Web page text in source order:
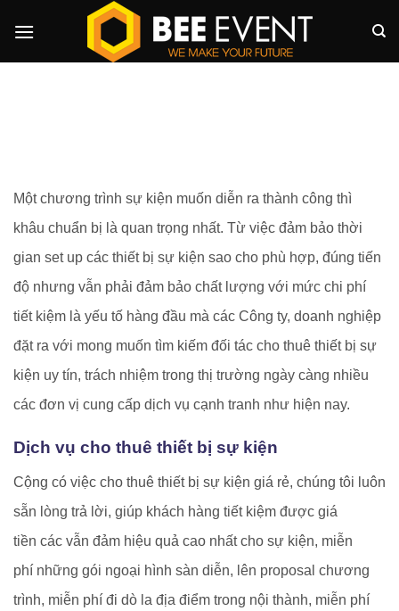
Một chương trình sự kiện muốn diễn ra thành công thì
khâu chuẩn bị là quan trọng nhất. Từ việc đảm bảo thời
gian set up các thiết bị sự kiện sao cho phù hợp, đúng tiến
độ nhưng vẫn phải đảm bảo chất lượng với mức chi phí
tiết kiệm là yếu tố hàng đầu mà các Công ty, doanh nghiệp
đặt ra với mong muốn tìm kiếm đối tác cho thuê thiết bị sự
kiện uy tín, trách nhiệm trong thị trường ngày càng nhiều
các đơn vị cung cấp dịch vụ cạnh tranh như hiện nay.
Dịch vụ cho thuê thiết bị sự kiện
Cộng có việc cho thuê thiết bị sự kiện giá rẻ, chúng tôi luôn
sẵn lòng trả lời, giúp khách hàng tiết kiệm được giá
tiền các vẫn đảm hiệu quả cao nhất cho sự kiện, miễn
phí những gói ngoại hình sàn diễn, lên proposal chương
trình, miễn phí đi dò la địa điểm trong nội thành, miễn phí